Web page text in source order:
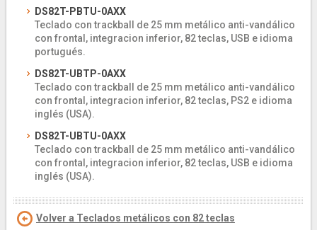
DS82T-PBTU-0AXX
Teclado con trackball de 25 mm metálico anti-vandálico
con frontal, integracion inferior, 82 teclas, USB e idioma
portugués.
DS82T-UBTP-0AXX
Teclado con trackball de 25 mm metálico anti-vandálico
con frontal, integracion inferior, 82 teclas, PS2 e idioma
inglés (USA).
DS82T-UBTU-0AXX
Teclado con trackball de 25 mm metálico anti-vandálico
con frontal, integracion inferior, 82 teclas, USB e idioma
inglés (USA).
Volver a Teclados metálicos con 82 teclas